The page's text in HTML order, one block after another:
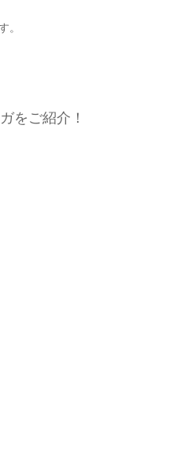
。
をご紹介！